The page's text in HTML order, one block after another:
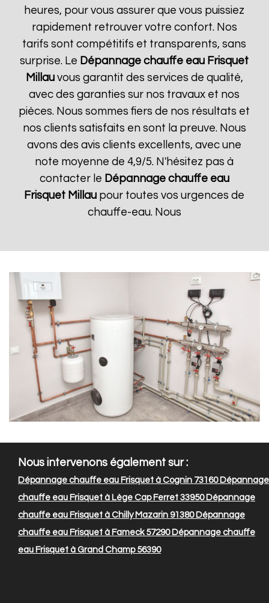
heures, pour vous assurer que vous puissiez
rapidement retrouver votre confort. Nos
tarifs sont compétitifs et transparents, sans
surprise. Le Dépannage chauffe eau Frisquet
Millauvous garantit des services de qualité,
avec des garanties sur nos travaux et nos
pièces. Nous sommes fiers de nos résultats et
nos clients satisfaits en sont la preuve. Nous
avons des avis clients excellents, avec une
note moyenne de 4,9/5. N'hésitez pas à
contacter le Dépannage chauffe eau
Frisquet Millau pour toutes vos urgences de
chauffe-eau. Nous
Nous intervenons également sur :
Dépannage chauffe eau Frisquet à Cognin 73160Dépannage
chauffe eau Frisquet à Lège Cap Ferret 33950Dépannage
chauffe eau Frisquet à Chilly Mazarin 91380Dépannage
chauffe eau Frisquet à Fameck 57290Dépannage chauffe
eau Frisquet à Grand Champ 56390